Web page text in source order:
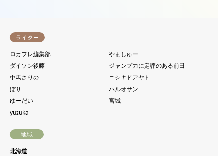
ライター
ロカフレ編集部
やましゅー
ダイソン後藤
ジャンプ力に定評のある前田
中馬さりの
ニシキドアヤト
ぼり
ハルオサン
ゆーだい
宮城
yuzuka
地域
北海道